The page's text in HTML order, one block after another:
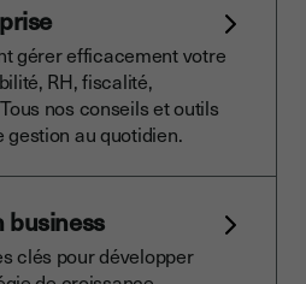
gérer efficacement votre
RH, fiscalité,
nos conseils et outils
au quotidien.
business
clés pour développer